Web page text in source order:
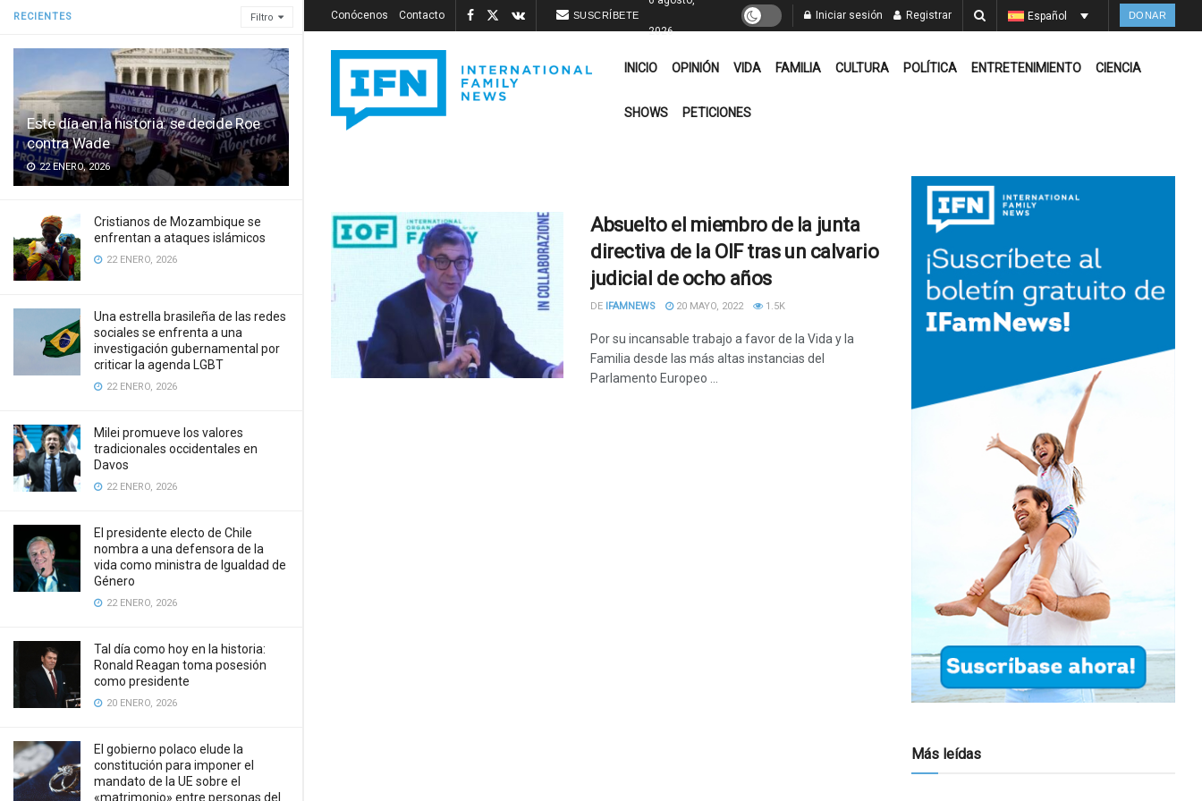
RECIENTES Filtro
Este día en la historia: se decide Roe
contra Wade
22 ENERO, 2026
Cristianos de Mozambique se
enfrentan a ataques islámicos
22 ENERO, 2026
Una estrella brasileña de las redes
sociales se enfrenta a una
investigación gubernamental por
criticar la agenda LGBT
22 ENERO, 2026
Milei promueve los valores
tradicionales occidentales en
Davos
22 ENERO, 2026
El presidente electo de Chile
nombra a una defensora de la
vida como ministra de Igualdad de
Género
22 ENERO, 2026
Tal día como hoy en la historia:
Ronald Reagan toma posesión
como presidente
20 ENERO, 2026
El gobierno polaco elude la
constitución para imponer el
mandato de la UE sobre el
«matrimonio» entre personas del
Conócenos Contacto SUSCRÍBETE
2026
Iniciar sesión Registrar Español DONAR
INICIO OPINIÓN VIDA FAMILIA CULTURA POLÍTICA ENTRETENIMIENTO CIENCIA
SHOWS PETICIONES
Absuelto el miembro de la junta
directiva de la OIF tras un calvario
judicial de ocho años
DE IFAMNEWS 20 MAYO, 2022 1.5K
Por su incansable trabajo a favor de la Vida y la
Familia desde las más altas instancias del
Parlamento Europeo ...
Más leídas